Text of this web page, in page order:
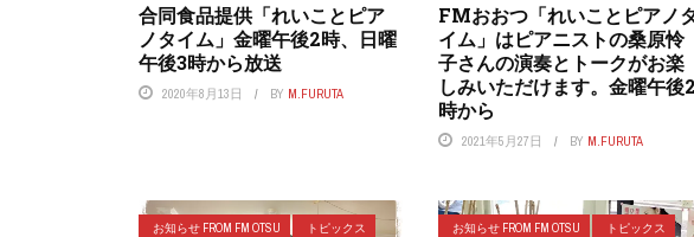
合同食品提供「れいことピア
ノタイム」金曜午後2時、日曜
午後3時から放送
2020年8月13日 BY M.FURUTA
FMおおつ「れいことピアノ
イム」はピアニストの桑原怜
子さんの演奏とトークがお楽
しみいただけます。金曜午後2
時から
2021年5月27日 BY M.FURUTA
お知らせ FROM FM OTSU
トピックス
お知らせ FROM FM OTSU
トピックス